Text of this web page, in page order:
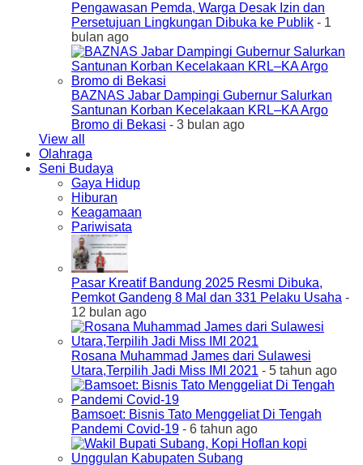
Pengawasan Pemda, Warga Desak Izin dan
Persetujuan Lingkungan Dibuka ke Publik - 1
bulan ago
BAZNAS Jabar Dampingi Gubernur Salurkan
Santunan Korban Kecelakaan KRL–KA Argo
Bromo di Bekasi - 3 bulan ago
View all
Olahraga
Seni Budaya
Gaya Hidup
Hiburan
Keagamaan
Pariwisata
Pasar Kreatif Bandung 2025 Resmi Dibuka,
Pemkot Gandeng 8 Mal dan 331 Pelaku Usaha -
12 bulan ago
Rosana Muhammad James dari Sulawesi
Utara,Terpilih Jadi Miss IMI 2021 - 5 tahun ago
Bamsoet: Bisnis Tato Menggeliat Di Tengah
Pandemi Covid-19 - 6 tahun ago